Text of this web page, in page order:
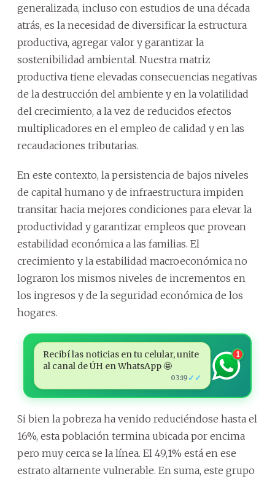
generalizada, incluso con estudios de una década
atrás, es la necesidad de diversificar la estructura
productiva, agregar valor y garantizar la
sostenibilidad ambiental. Nuestra matriz
productiva tiene elevadas consecuencias negativas
de la destrucción del ambiente y en la volatilidad
del crecimiento, a la vez de reducidos efectos
multiplicadores en el empleo de calidad y en las
recaudaciones tributarias.
En este contexto, la persistencia de bajos niveles
de capital humano y de infraestructura impiden
transitar hacia mejores condiciones para elevar la
productividad y garantizar empleos que provean
estabilidad económica a las familias. El
crecimiento y la estabilidad macroeconómica no
lograron los mismos niveles de incrementos en
los ingresos y de la seguridad económica de los
hogares.
Recibí las noticias en tu celular, unite
al canal de ÚH en WhatsApp 🤩
03:19 ✓✓
1
Si bien la pobreza ha venido reduciéndose hasta el
16%, esta población termina ubicada por encima
pero muy cerca se la línea. El 49,1% está en ese
estrato altamente vulnerable. En suma, este grupo